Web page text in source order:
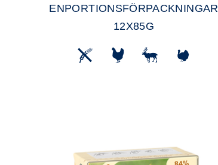
ENPORTIONSFÖRPACKNINGAR
12X85G